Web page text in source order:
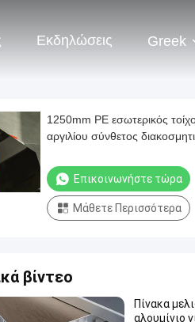
Εκδηλώσεις Greek
1250mm PE εσωτερικός
αργιλίου σύνθετος
Επικοινωνήστε τώρα
Μάθετε Περισσότερα
βίντεο
Πίνακα
αλουμίνιο